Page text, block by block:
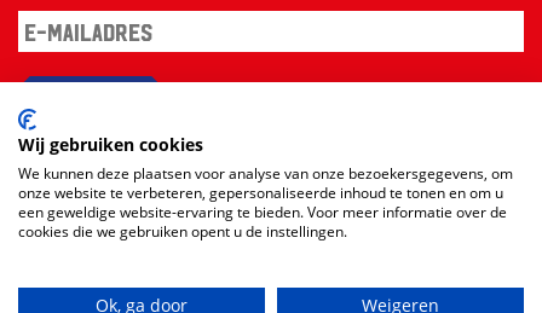
Wij gebruiken cookies
We kunnen deze plaatsen voor analyse van onze bezoekersgegevens, om
onze website te verbeteren, gepersonaliseerde inhoud te tonen en om u
een geweldige website-ervaring te bieden. Voor meer informatie over de
cookies die we gebruiken opent u de instellingen.
Ok, ga door Weigeren